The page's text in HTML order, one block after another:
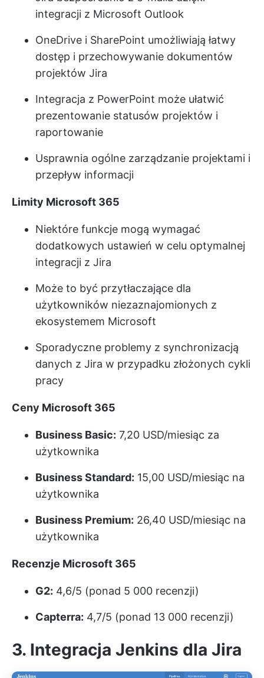
integracji z Microsoft Outlook
OneDrive i SharePoint umożliwiają łatwy
dostęp i przechowywanie dokumentów
projektów Jira
Integracja z PowerPoint może ułatwić
prezentowanie statusów projektów i
raportowanie
Usprawnia ogólne zarządzanie projektami i
przepływ informacji
Limity Microsoft 365
Niektóre funkcje mogą wymagać
dodatkowych ustawień w celu optymalnej
integracji z Jira
Może to być przytłaczające dla
użytkowników niezaznajomionych z
ekosystemem Microsoft
Sporadyczne problemy z synchronizacją
danych z Jira w przypadku złożonych cykli
pracy
Ceny Microsoft 365
Business Basic: 7,20 USD/miesiąc za
użytkownika
Business Standard: 15,00 USD/miesiąc na
użytkownika
Business Premium: 26,40 USD/miesiąc na
użytkownika
Recenzje Microsoft 365
G2: 4,6/5 (ponad 5 000 recenzji)
Capterra: 4,7/5 (ponad 13 000 recenzji)
3. Integracja Jenkins dla Jira